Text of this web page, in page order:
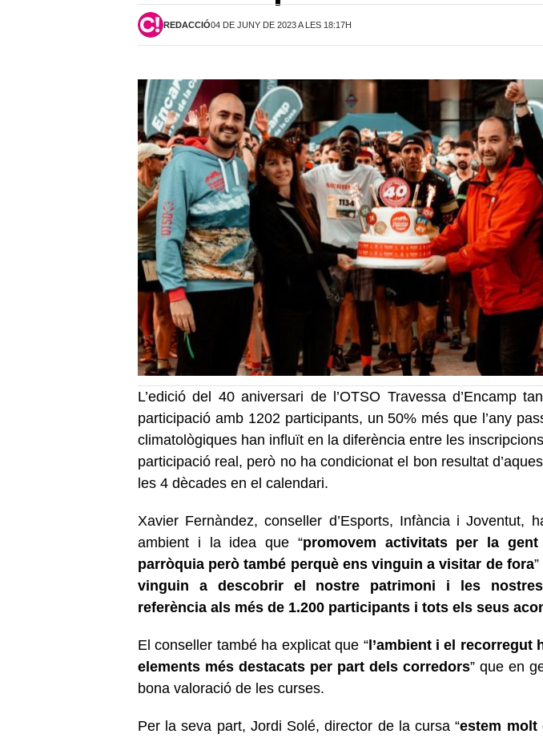
REDACCIÓ04 DE JUNY DE 2023 A LES 18:17H
L’edició del 40 aniversari de l’OTSO Travessa d’Encamp
participació amb 1202 participants, un 50% més que l’any
climatològiques han influït en la diferència entre les
participació real, però no ha condicionat el bon resultat
les 4 dècades en el calendari.
Xavier Fernàndez, conseller d’Esports, Infància i Joventut,
ambient i la idea que “promovem activitats per la
parròquia però també perquè ens vinguin a visitar de fora”
vinguin a descobrir el nostre patrimoni i les nostres
referència als més de 1.200 participants i tots els seus
El conseller també ha explicat que “l’ambient i el recorregut
elements més destacats per part dels corredors” que en
bona valoració de les curses.
Per la seva part, Jordi Solé, director de la cursa “estem molt